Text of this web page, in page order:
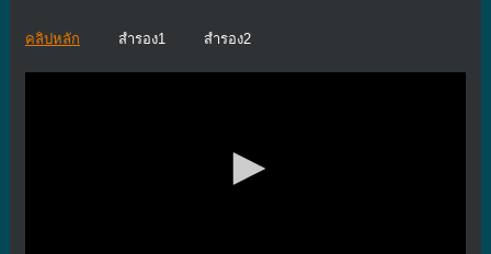
คลิปหลัก สำรอง1 สำรอง2